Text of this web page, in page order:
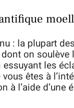
: la plupart
on soulève
essuyant les
êtes à
à l’aide